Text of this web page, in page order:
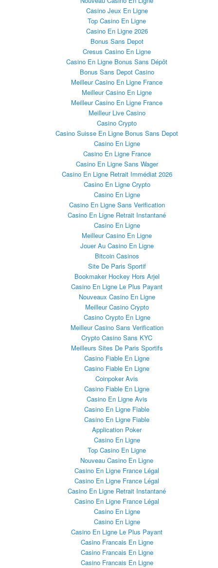
Casino Jeux En Ligne
Top Casino En Ligne
Casino En Ligne 2026
Bonus Sans Depot
Cresus Casino En Ligne
Casino En Ligne Bonus Sans Dépôt
Bonus Sans Depot Casino
Meilleur Casino En Ligne France
Meilleur Casino En Ligne
Meilleur Casino En Ligne France
Meilleur Live Casino
Casino Crypto
Casino Suisse En Ligne Bonus Sans Depot
Casino En Ligne
Casino En Ligne France
Casino En Ligne Sans Wager
Casino En Ligne Retrait Immédiat 2026
Casino En Ligne Crypto
Casino En Ligne
Casino En Ligne Sans Verification
Casino En Ligne Retrait Instantané
Casino En Ligne
Meilleur Casino En Ligne
Jouer Au Casino En Ligne
Bitcoin Casinos
Site De Paris Sportif
Bookmaker Hockey Hors Arjel
Casino En Ligne Le Plus Payant
Nouveaux Casino En Ligne
Meilleur Casino Crypto
Casino Crypto En Ligne
Meilleur Casino Sans Verification
Crypto Casino Sans KYC
Meilleurs Sites De Paris Sportifs
Casino Fiable En Ligne
Casino Fiable En Ligne
Coinpoker Avis
Casino Fiable En Ligne
Casino En Ligne Avis
Casino En Ligne Fiable
Casino En Ligne Fiable
Application Poker
Casino En Ligne
Top Casino En Ligne
Nouveau Casino En Ligne
Casino En Ligne France Légal
Casino En Ligne France Légal
Casino En Ligne Retrait Instantané
Casino En Ligne France Légal
Casino En Ligne
Casino En Ligne
Casino En Ligne Le Plus Payant
Casino Francais En Ligne
Casino Francais En Ligne
Casino Francais En Ligne